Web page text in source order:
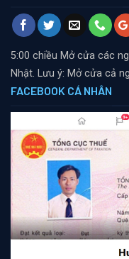
5:00 chiều Mở cửa các
Nhật. Lưu ý: Mở cửa cả
FACEBOOK CÁ NHÂN